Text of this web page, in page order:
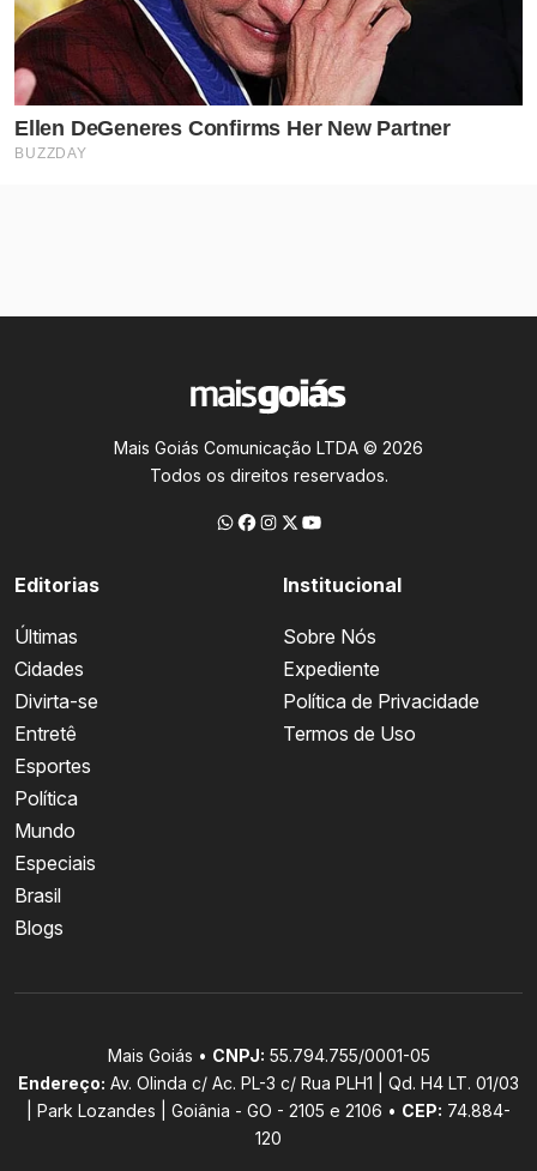
Mais Goiás Comunicação LTDA © 2026
Todos os direitos reservados.
Editorias
Últimas
Cidades
Divirta-se
Entretê
Esportes
Política
Mundo
Especiais
Brasil
Blogs
Institucional
Sobre Nós
Expediente
Política de Privacidade
Termos de Uso
Mais Goiás • CNPJ: 55.794.755/0001-05
Endereço: Av. Olinda c/ Ac. PL-3 c/ Rua PLH1 | Qd. H4 LT. 01/03
| Park Lozandes | Goiânia - GO - 2105 e 2106 • CEP: 74.884-
120